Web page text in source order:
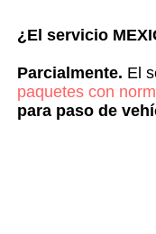
¿El servicio
Parcialmente. El
paquetes con
para paso de